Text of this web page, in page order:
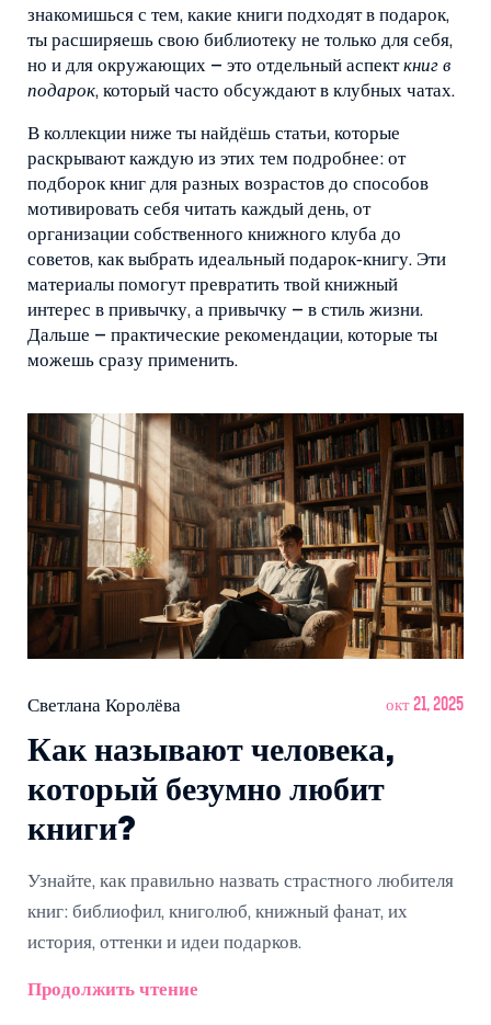
знакомишься с тем, какие книги подходят в подарок,
ты расширяешь свою библиотеку не только для себя,
но и для окружающих – это отдельный аспект книг в
подарок, который часто обсуждают в клубных чатах.
В коллекции ниже ты найдёшь статьи, которые
раскрывают каждую из этих тем подробнее: от
подборок книг для разных возрастов до способов
мотивировать себя читать каждый день, от
организации собственного книжного клуба до
советов, как выбрать идеальный подарок‑книгу. Эти
материалы помогут превратить твой книжный
интерес в привычку, а привычку – в стиль жизни.
Дальше – практические рекомендации, которые ты
можешь сразу применить.
Светлана Королёва окт 21, 2025
Как называют человека,
который безумно любит
книги?
Узнайте, как правильно назвать страстного любителя
книг: библиофил, книголюб, книжный фанат, их
история, оттенки и идеи подарков.
Продолжить чтение